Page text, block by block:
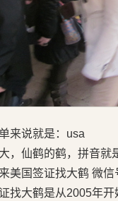
来说就是：usa
，仙鹤的鹤，拼音就
美国签证找大鹤 微信
找大鹤是从2005年